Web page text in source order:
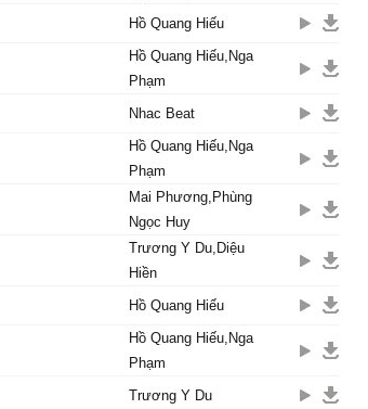
Hồ Quang Hiếu
Hồ Quang Hiếu,Nga
Phạm
Nhac Beat
Hồ Quang Hiếu,Nga
Phạm
Mai Phương,Phùng
Ngọc Huy
Trương Y Du,Diệu
Hiền
Hồ Quang Hiếu
Hồ Quang Hiếu,Nga
Phạm
Trương Y Du